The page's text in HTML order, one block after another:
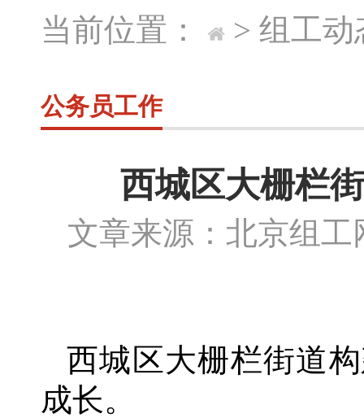
当前位置： > 组工动
公务员工作
西城区大栅栏
文章来源：北京
西城区大栅栏街道
成长。